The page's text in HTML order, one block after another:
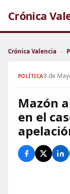
Crónica
Crónica Valencia ›
POLÍTICA8 de
Mazón
en el